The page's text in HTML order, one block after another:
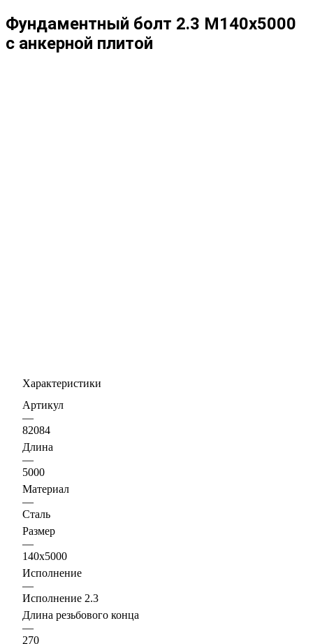
Фундаментный болт 2.3 М140х5000
с анкерной плитой
Характеристики
Артикул
—
82084
Длина
—
5000
Материал
—
Сталь
Размер
—
140х5000
Исполнение
—
Исполнение 2.3
Длина резьбового конца
—
270